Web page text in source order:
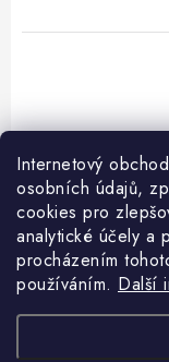
Internetový
osobních údajů,
cookies pro
analytické účely a
procházením
používáním. Další
Informace pro Vás
Ceník dopravy
Kontakty
Obchodní podmínky